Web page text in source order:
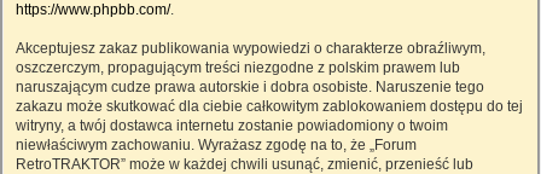
https://www.phpbb.com/.
Akceptujesz zakaz publikowania wypowiedzi o charakterze obraźliwym,
oszczerczym, propagującym treści niezgodne z polskim prawem lub
naruszającym cudze prawa autorskie i dobra osobiste. Naruszenie tego
zakazu może skutkować dla ciebie całkowitym zablokowaniem dostępu do tej
witryny, a twój dostawca internetu zostanie powiadomiony o twoim
niewłaściwym zachowaniu. Wyrażasz zgodę na to, że „Forum
RetroTRAKTOR” może w każdej chwili usunąć, zmienić, przenieść lub